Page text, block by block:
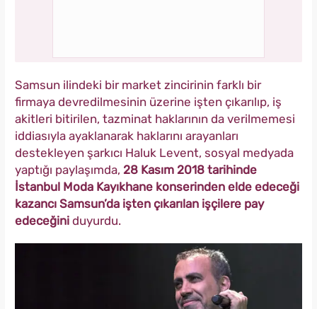
Samsun ilindeki bir market zincirinin farklı bir
firmaya devredilmesinin üzerine işten çıkarılıp, iş
akitleri bitirilen, tazminat haklarının da verilmemesi
iddiasıyla ayaklanarak haklarını arayanları
destekleyen şarkıcı Haluk Levent, sosyal medyada
yaptığı paylaşımda, 28 Kasım 2018 tarihinde
İstanbul Moda Kayıkhane konserinden elde edeceği
kazancı Samsun’da işten çıkarılan işçilere pay
edeceğini duyurdu.